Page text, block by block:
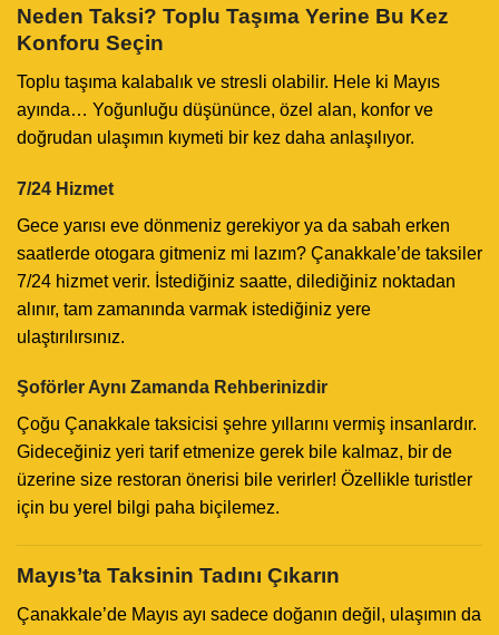
Neden Taksi? Toplu Taşıma Yerine Bu Kez
Konforu Seçin
Toplu taşıma kalabalık ve stresli olabilir. Hele ki Mayıs
ayında… Yoğunluğu düşününce, özel alan, konfor ve
doğrudan ulaşımın kıymeti bir kez daha anlaşılıyor.
7/24 Hizmet
Gece yarısı eve dönmeniz gerekiyor ya da sabah erken
saatlerde otogara gitmeniz mi lazım? Çanakkale’de taksiler
7/24 hizmet verir. İstediğiniz saatte, dilediğiniz noktadan
alınır, tam zamanında varmak istediğiniz yere
ulaştırılırsınız.
Şoförler Aynı Zamanda Rehberinizdir
Çoğu Çanakkale taksicisi şehre yıllarını vermiş insanlardır.
Gideceğiniz yeri tarif etmenize gerek bile kalmaz, bir de
üzerine size restoran önerisi bile verirler! Özellikle turistler
için bu yerel bilgi paha biçilemez.
Mayıs’ta Taksinin Tadını Çıkarın
Çanakkale’de Mayıs ayı sadece doğanın değil, ulaşımın da